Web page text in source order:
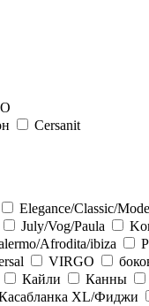
Cersanit
Elegance/Classic/
July/Vog/Paula
Afrodita/ibiza
VIRGO
Кайли Канны
XL/Фиджи